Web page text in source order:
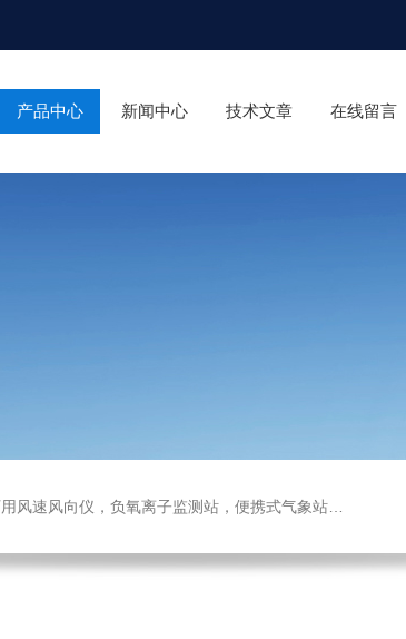
产品中心 新闻中心 技术文章 在线留言
向仪，负氧离子监测站，便携式气象站，水位监测站